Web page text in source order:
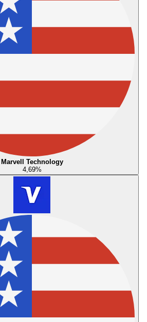
Marvell Technology
4,69%